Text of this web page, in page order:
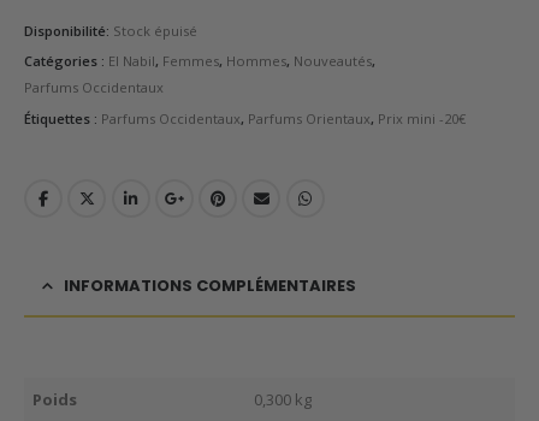
Disponibilité: Stock épuisé
Catégories : El Nabil, Femmes, Hommes, Nouveautés,
Parfums Occidentaux
Étiquettes : Parfums Occidentaux, Parfums Orientaux, Prix mini -20€
INFORMATIONS COMPLÉMENTAIRES
Poids 0,300 kg